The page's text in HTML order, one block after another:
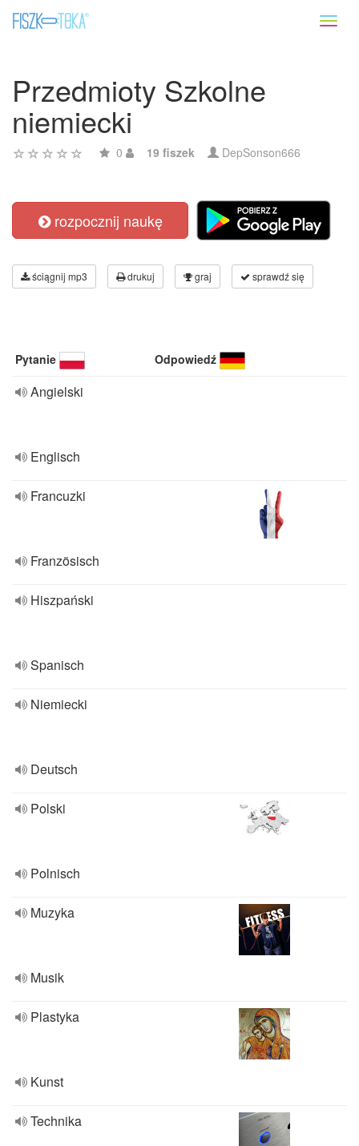
Przedmioty Szkolne
niemiecki
0 19 fiszek DepSonson666
rozpocznij naukę
ściągnij mp3 drukuj graj sprawdź się
Pytanie Odpowiedź
Angielski
Englisch
Francuzki
Französisch
Hiszpański
Spanisch
Niemiecki
Deutsch
Polski
Polnisch
Muzyka
Musik
Plastyka
Kunst
Technika